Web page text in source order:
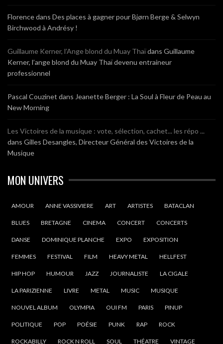
Florencedans Des places à gagner pour Bjørn Berge & Selwyn
Birchwood à Andrésy !
Guillaume Kerner, l’Ange blond du Muay Thaïdans Guillaume
Kerner, l’ange blond du Muay Thaï devenu entraineur
professionnel
Pascal Couzinet dans Jeanette Berger : La Soul à Fleur de Peau au
New Morning
Les Victoires de la musique : vote, sélection, cachet... les répo ...
dans Gilles Desangles, Directeur Général des Victoires de la
Musique
MON UNIVERS
AMOUR ANNE VASSIVIERE ART ARTISTES BATACLAN
BLUES BRETAGNE CINEMA CONCERT CONCERTS
DANSE DOMINIQUE PLANCHE EXPO EXPOSITION
FEMMES FESTIVAL FILM HEAVY METAL HELLFEST
HIP HOP HUMOUR JAZZ JOURNALISTE LA CIGALE
LA PARIZIENNE LIVRE METAL MUSIC MUSIQUE
NOUVEL ALBUM OLYMPIA OUI FM PARIS PINUP
POLITIQUE POP POÉSIE PUNK RAP ROCK
ROCKABILLY ROCK N ROLL SOUL THÉATRE VINTAGE